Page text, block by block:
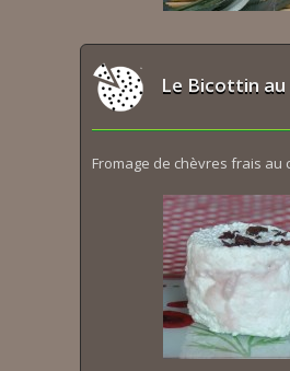
Le Bicottin
Fromage de chèvres frais au